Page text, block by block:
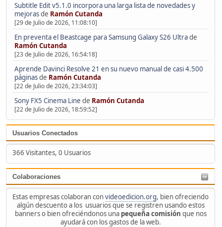
Subtitle Edit v5.1.0 incorpora una larga lista de novedades y
mejorasde Ramón Cutanda
[29 de Julio de 2026, 11:08:10]
En preventa el Beastcage para Samsung Galaxy S26 Ultrade
Ramón Cutanda
[23 de Julio de 2026, 16:54:18]
Aprende Davinci Resolve 21 en su nuevo manual de casi 4.500
páginasde Ramón Cutanda
[22 de Julio de 2026, 23:34:03]
Sony FX5 Cinema Line de Ramón Cutanda
[22 de Julio de 2026, 18:59:52]
Usuarios Conectados
366 Visitantes, 0 Usuarios
Colaboraciones
Estas empresas colaboran convideoedicion.org, bien ofreciendo
algún descuento a los usuarios que se registren usando estos
banners o bien ofreciéndonos una pequeña comisión que nos
ayudará con los gastos de la web.